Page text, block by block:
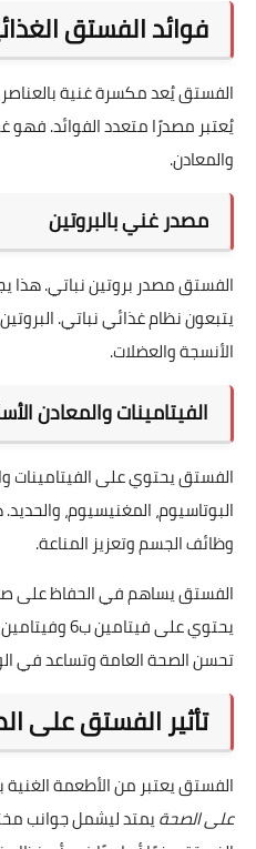
فوائد الفستق
الفستق يُعد مكسرة غنية
يُعتبر مصدرًا متعدد الفوائد. فهو
والمعادن.
مصدر غني بالبروتين
الفستق مصدر بروتين نباتي. هذا
يتبعون نظام غذائي نباتي.
الأنسجة والعضلات.
الفيتامينات والمعادن
الفستق يحتوي على الفيتامينات
البوتاسيوم، المغنيسيوم،
وظائف الجسم وتعزيز المناعة.
الفستق يساهم في الحفاظ على
يحتوي على
تحسن الصحة العامة وتساعد في
تأثير الفستق على
الفستق يعتبر من الأطعمة الغنية
على الصحةيمتد ليشمل جوانب